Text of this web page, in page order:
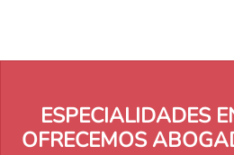
ESPECIALIDADES
OFRECEMOS